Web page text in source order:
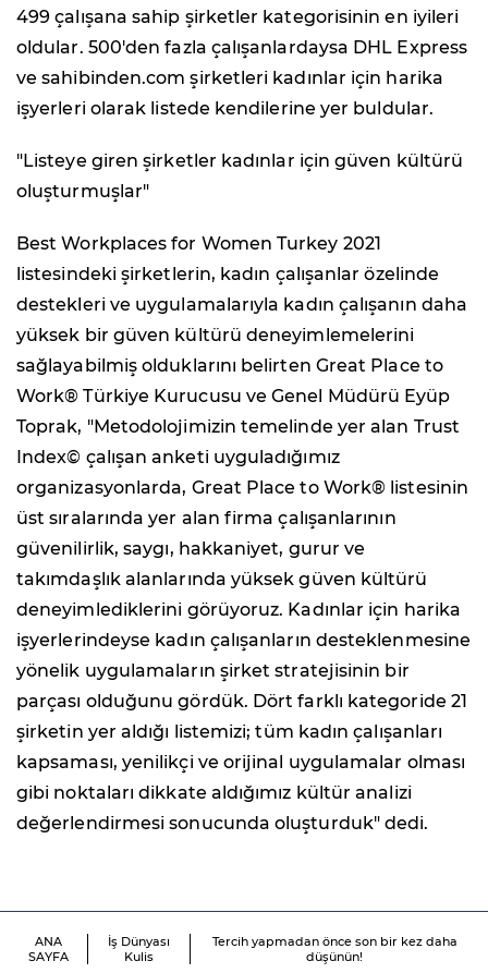
499 çalışana sahip şirketler kategorisinin en iyileri
oldular. 500'den fazla çalışanlardaysa DHL Express
ve sahibinden.com şirketleri kadınlar için harika
işyerleri olarak listede kendilerine yer buldular.
"Listeye giren şirketler kadınlar için güven kültürü
oluşturmuşlar"
Best Workplaces for Women Turkey 2021
listesindeki şirketlerin, kadın çalışanlar özelinde
destekleri ve uygulamalarıyla kadın çalışanın daha
yüksek bir güven kültürü deneyimlemelerini
sağlayabilmiş olduklarını belirten Great Place to
Work® Türkiye Kurucusu ve Genel Müdürü Eyüp
Toprak, "Metodolojimizin temelinde yer alan Trust
Index© çalışan anketi uyguladığımız
organizasyonlarda, Great Place to Work® listesinin
üst sıralarında yer alan firma çalışanlarının
güvenilirlik, saygı, hakkaniyet, gurur ve
takımdaşlık alanlarında yüksek güven kültürü
deneyimlediklerini görüyoruz. Kadınlar için harika
işyerlerindeyse kadın çalışanların desteklenmesine
yönelik uygulamaların şirket stratejisinin bir
parçası olduğunu gördük. Dört farklı kategoride 21
şirketin yer aldığı listemizi; tüm kadın çalışanları
kapsaması, yenilikçi ve orijinal uygulamalar olması
gibi noktaları dikkate aldığımız kültür analizi
değerlendirmesi sonucunda oluşturduk" dedi.
ANA
SAYFA
İş Dünyası
Kulis
Tercih yapmadan önce son bir kez daha
düşünün!